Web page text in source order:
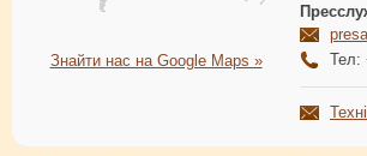
Знайти нас на Google Maps »
Тел: